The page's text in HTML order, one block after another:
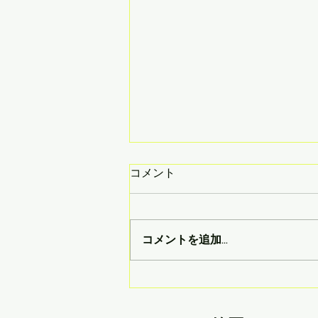
コメント
コメントを追加…